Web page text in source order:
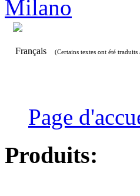
Français (Certains textes ont été
Page
Produits: